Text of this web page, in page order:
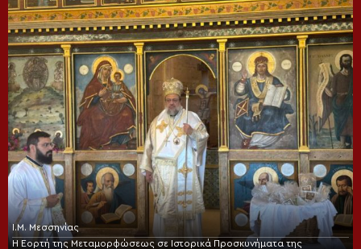
Ι.Μ. Μεσσηνίας
Η Εορτή της Μεταμορφώσεως σε Ιστορικά Προσκυνήματα της